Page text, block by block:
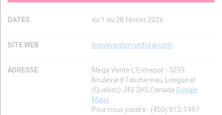
DATES du 1 au 28 février 2026
SITE WEB megaventemontreal.com
ADRESSE
Mega Vente L'Entrepot - 3259
Boulevard Taschereau, Longueuil
(Québec) J4V 2H5 Canada Google
Maps
Pour nous joindre : (450) 812-1497